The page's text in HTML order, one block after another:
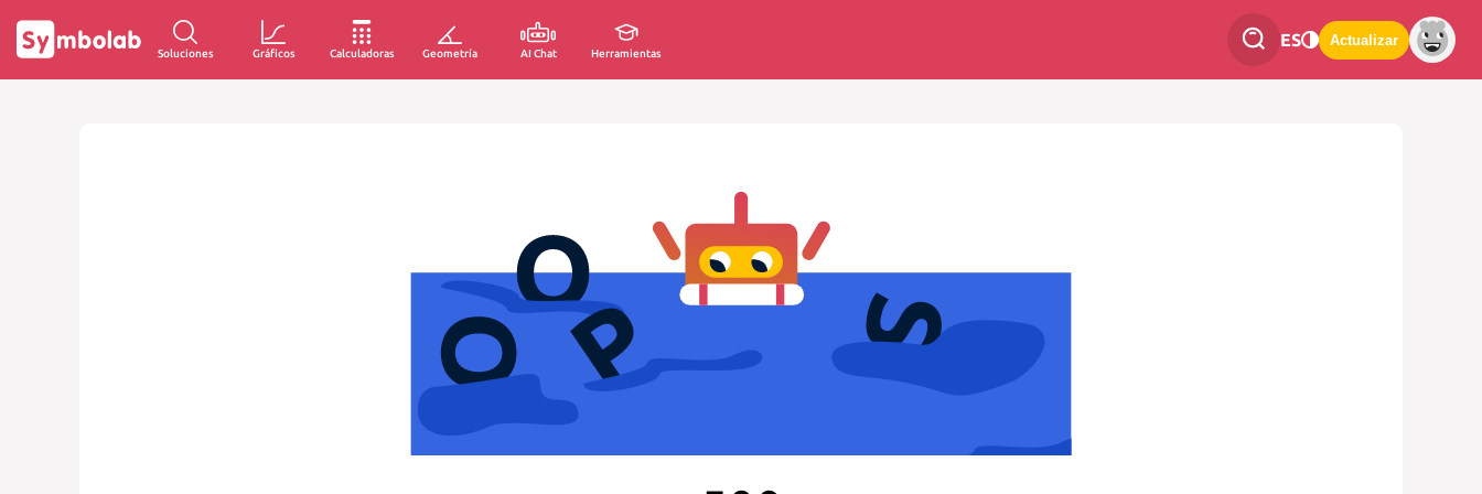
Soluciones Gráficos Calculadoras Geometría AI Chat Herramientas
ES Actualizar